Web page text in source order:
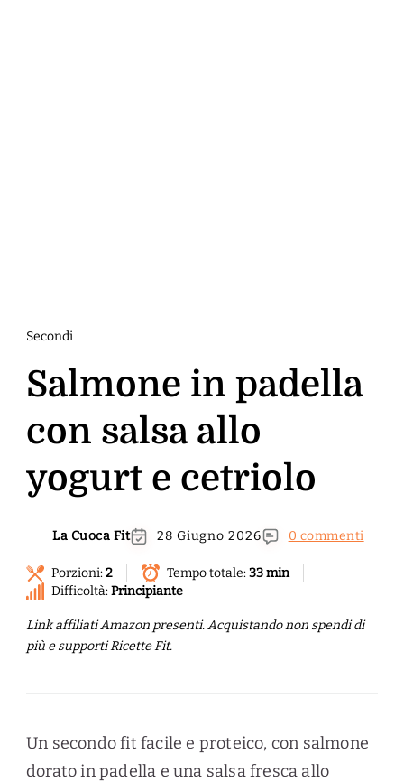
Secondi
Salmone in padella
con salsa allo
yogurt e cetriolo
La Cuoca Fit 28 Giugno 2026 0 commenti
Porzioni:2 Tempo totale:33 min
Difficoltà:Principiante
Link affiliati Amazon presenti. Acquistando non spendi di
più e supporti Ricette Fit.
Un secondo fit facile e proteico, con salmone
dorato in padella e una salsa fresca allo